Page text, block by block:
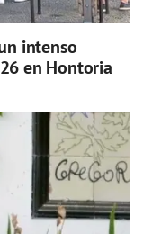
intenso
en Hontoria